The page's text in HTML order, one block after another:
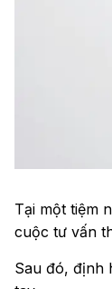
Tại một tiệm
cuộc tư vấn
Sau đó, định